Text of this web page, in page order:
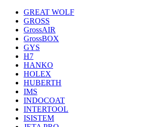
GREAT WOLF
GROSS
GrossAIR
GrossBOX
GYS
H7
HANKO
HOLEX
HUBERTH
IMS
INDOCOAT
INTERTOOL
ISISTEM